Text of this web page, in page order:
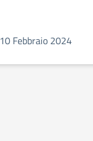
10 Febbraio 2024